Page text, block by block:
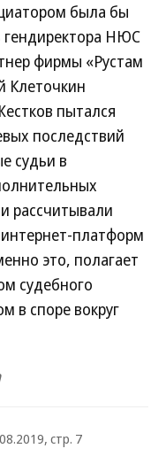
была бы
НЮС
фирмы «Рустам
Клеточкин
пытался
последствий
судьи в
рассчитывали
платформ
это, полагает
судебного
в споре вокруг
стр. 7